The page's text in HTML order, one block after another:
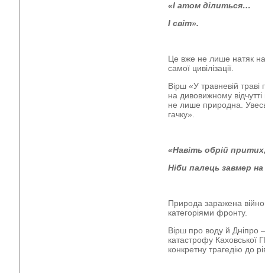
«І атом ділиться…
І світ».
Це вже не лише натяк
самої цивілізації.
Вірш «У травневій
на дивовижному
не лише природна. Увесь
гачку».
«Навіть обрій
Ніби палець завмер
Природа заражена
категоріями фронту.
Вірш про воду й Дніпро –
катастрофу Каховської
конкретну трагедію до